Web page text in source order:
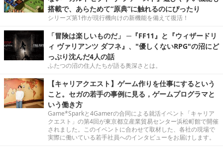
搭載で、あらためて“原典”に触れるのにぴったり
シリーズ第1作が現行機向けの新機能を備えて復活！
「冒険は楽しいものだ」 ─『FF11』と『ウィザードリ
ィ ヴァリアンツ ダフネ』、"優しくないRPG"の沼にど
っぷり沈んだ4人の話
ふたつの沼の住人たちが語る奥深さとは。
【キャリアクエスト】ゲーム作りを仕事にするという
こと。セガの若手の事例に見る，ゲームプログラマと
いう働き方
Game*Sparkと4Gamerの合同による就活イベント「キャリア
クエスト」の第4回が東京都立産業貿易センター浜松町館で開催
されました。このイベントに合わせて取材した、各社の現場で
実際に働いている若手社員へのインタビューをお届けします。